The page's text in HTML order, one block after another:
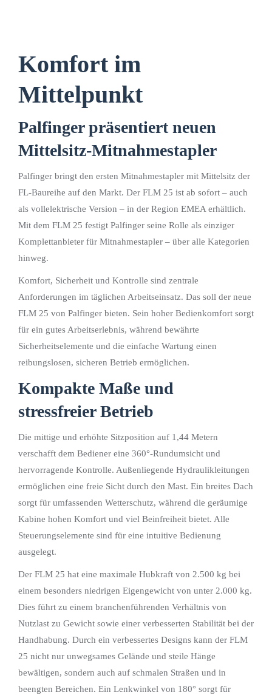
Komfort im
Mittelpunkt
Palfinger präsentiert neuen
Mittelsitz-Mitnahmestapler
Palfinger bringt den ersten Mitnahmestapler mit Mittelsitz der
FL-Baureihe auf den Markt. Der FLM 25 ist ab sofort – auch
als vollelektrische Version – in der Region EMEA erhältlich.
Mit dem FLM 25 festigt Palfinger seine Rolle als einziger
Komplettanbieter für Mitnahmestapler – über alle Kategorien
hinweg.
Komfort, Sicherheit und Kontrolle sind zentrale
Anforderungen im täglichen Arbeitseinsatz. Das soll der neue
FLM 25 von Palfinger bieten. Sein hoher Bedienkomfort sorgt
für ein gutes Arbeitserlebnis, während bewährte
Sicherheitselemente und die einfache Wartung einen
reibungslosen, sicheren Betrieb ermöglichen.
Kompakte Maße und
stressfreier Betrieb
Die mittige und erhöhte Sitzposition auf 1,44 Metern
verschafft dem Bediener eine 360°-Rundumsicht und
hervorragende Kontrolle. Außenliegende Hydraulikleitungen
ermöglichen eine freie Sicht durch den Mast. Ein breites Dach
sorgt für umfassenden Wetterschutz, während die geräumige
Kabine hohen Komfort und viel Beinfreiheit bietet. Alle
Steuerungselemente sind für eine intuitive Bedienung
ausgelegt.
Der FLM 25 hat eine maximale Hubkraft von 2.500 kg bei
einem besonders niedrigen Eigengewicht von unter 2.000 kg.
Dies führt zu einem branchenführenden Verhältnis von
Nutzlast zu Gewicht sowie einer verbesserten Stabilität bei der
Handhabung. Durch ein verbessertes Designs kann der FLM
25 nicht nur unwegsames Gelände und steile Hänge
bewältigen, sondern auch auf schmalen Straßen und in
beengten Bereichen. Ein Lenkwinkel von 180° sorgt für